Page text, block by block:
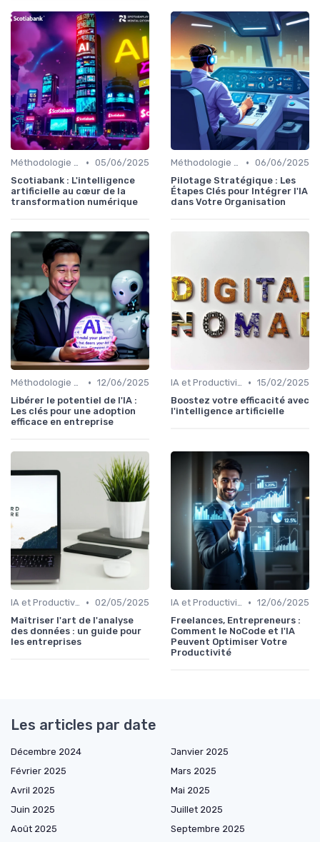
Méthodologie de déploiement IA • 05/06/2025
Scotiabank : L'intelligence
artificielle au cœur de la
transformation numérique
Méthodologie de déploiement IA • 06/06/2025
Pilotage Stratégique : Les
Étapes Clés pour Intégrer l'IA
dans Votre Organisation
Méthodologie de déploiement IA • 12/06/2025
Libérer le potentiel de l'IA :
Les clés pour une adoption
efficace en entreprise
IA et Productivité • 15/02/2025
Boostez votre efficacité avec
l'intelligence artificielle
IA et Productivité • 02/05/2025
Maîtriser l'art de l'analyse
des données : un guide pour
les entreprises
IA et Productivité • 12/06/2025
Freelances, Entrepreneurs :
Comment le NoCode et l'IA
Peuvent Optimiser Votre
Productivité
Les articles par date
Décembre 2024
Janvier 2025
Février 2025
Mars 2025
Avril 2025
Mai 2025
Juin 2025
Juillet 2025
Août 2025
Septembre 2025